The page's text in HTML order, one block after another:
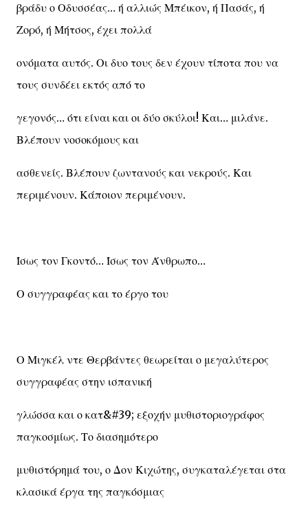
βράδυ ο Οδυσσέας… ή αλλιώς Μπέικον, ή Πασάς, ή
Ζορό, ή Μήτσος, έχει πολλά
ονόματα αυτός. Οι δυο τους δεν έχουν τίποτα που να
τους συνδέει εκτός από το
γεγονός… ότι είναι και οι δύο σκύλοι! Και… μιλάνε.
Βλέπουν νοσοκόμους και
ασθενείς. Βλέπουν ζωντανούς και νεκρούς. Και
περιμένουν. Κάποιον περιμένουν.
Ίσως τον Γκοντό… Ίσως τον Άνθρωπο…
Ο συγγραφέας και το έργο του
Ο Μιγκέλ ντε Θερβάντες θεωρείται ο μεγαλύτερος
συγγραφέας στην ισπανική
γλώσσα και ο κατ&#39; εξοχήν μυθιστοριογράφος
παγκοσμίως. Το διασημότερο
μυθιστόρημά του, ο Δον Κιχώτης, συγκαταλέγεται στα
κλασικά έργα της παγκόσμιας